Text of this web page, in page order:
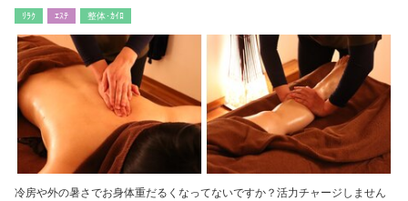
ﾘﾗｸ ｴｽﾃ 整体･ｶｲﾛ
冷房や外の暑さでお身体重だるくなってないですか？活力チャージしません